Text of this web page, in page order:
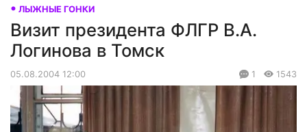
ЛЫЖНЫЕ ГОНКИ
Визит президента ФЛГР В.А.
Логинова в Томск
05.08.2004 12:00 1 1543